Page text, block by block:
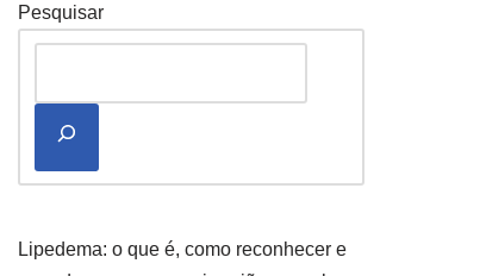
Pesquisar
Lipedema: o que é, como reconhecer e